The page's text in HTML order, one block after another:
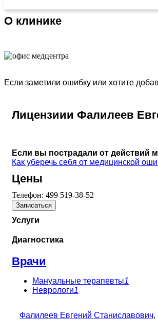
О клинике
Если заметили ошибку или хотите
Лицензиии Фалилеев
Если вы пострадали от действий
Как уберечь себя от медицинской
Цены
Телефон: 499 519-38-52
Записаться
Услуги
Диагностика
Врачи
Мануальные терапевты1
Неврологи1
Фалилеев Евгений Станиславович,